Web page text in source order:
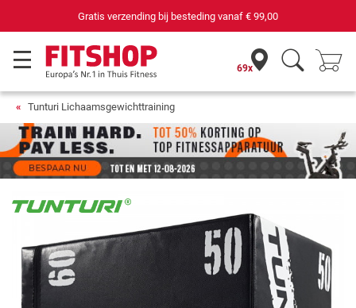
Gratis verzending bij besteding vanaf € 99,00
69x
Tunturi Lichaamsgewichttraining